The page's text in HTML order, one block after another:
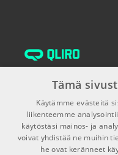
Palmer
Tämä
Käytämme evästeitä
liikenteemme
käytöstäsi mainos- ja
voivat yhdistää ne muihin
he ovat keränneet